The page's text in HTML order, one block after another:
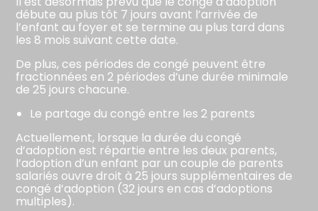
débute au plus tôt 7 jours avant l’arrivée de
l’enfant au foyer et se termine au plus tard dans
les 8 mois suivant cette date.
De plus, ces périodes de congé peuvent être
fractionnées en 2 périodes d’une durée minimale
de 25 jours chacune.
Le partage du congé entre les 2 parents
Actuellement, lorsque la durée du congé
d’adoption est répartie entre les deux parents,
l’adoption d’un enfant par un couple de parents
salariés ouvre droit à 25 jours supplémentaires de
congé d’adoption (32 jours en cas d’adoptions
multiples).